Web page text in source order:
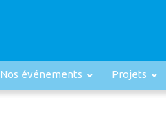
Nos événements Projets